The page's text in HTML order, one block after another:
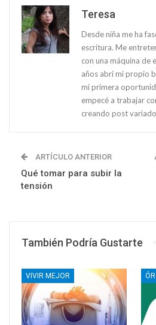
Teresa
Desde niña me ha
escritura. Me
con una máquina de
años abrí mi propio
mi primera
empecé a trabajar
creando post
ARTÍCULO ANTERIOR
Qué tomar para subir la
tensión
También Podría Gustarte
VIVIR MEJOR